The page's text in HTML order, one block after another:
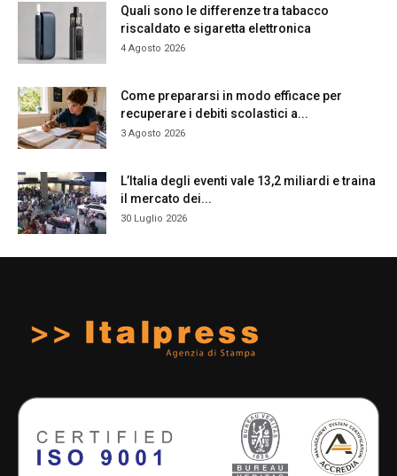
Quali sono le differenze tra tabacco
riscaldato e sigaretta elettronica
4 Agosto 2026
Come prepararsi in modo efficace per
recuperare i debiti scolastici a...
3 Agosto 2026
L’Italia degli eventi vale 13,2 miliardi e traina
il mercato dei...
30 Luglio 2026